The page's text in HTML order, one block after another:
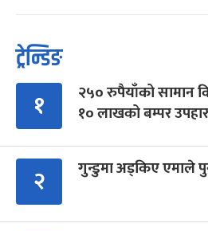
ट्रेन्डिङ
१
२५० रुपैयाँको सामान
१० लाखको बम्पर उपहार
२ गुन्डुमा अड्किए एमाले